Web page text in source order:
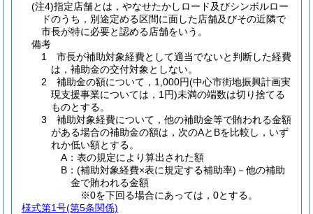
(注4)指定店舗とは，やなせたかしロード及びシンボルロー
ドのうち，別途定める区間に面した店舗及びその近隣で
市長が特に必要と認める店舗をいう。
備考
1 市長が補助対象経費として適当でないと判断した経費
は，補助金の交付対象としない。
2 補助金の額について，1,000円(中心市街地振興計画実
現支援事業については，1円)未満の端数は切り捨てる
ものとする。
3 補助対象経費について，他の補助金等で賄われる金額
がある場合の補助金の額は，次のAとBを比較し，いず
れか低い額とする。
A：表の規定により算出された額
B：(補助対象経費×表に規定する補助率)－他の補助
金で賄われる金額
※0を下回る場合にあっては，0とする。
様式第1号(第5条関係)